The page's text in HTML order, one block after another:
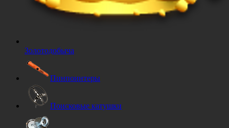
Золотодобыча
Пинпоинтеры
Поисковые катушки